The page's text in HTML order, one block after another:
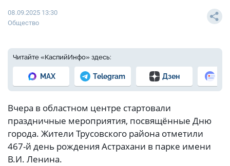
08.09.2025 13:30
Общество
Читайте «КаспийИнфо» здесь:
MAX Telegram Дзен
Вчера в областном центре стартовали
праздничные мероприятия, посвящённые Дню
города. Жители Трусовского района отметили
467-й день рождения Астрахани в парке имени
В.И. Ленина.